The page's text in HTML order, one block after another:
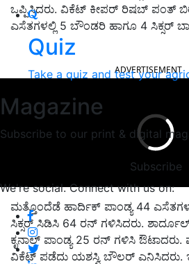
Quiz
Take a quiz and test your
Magazine
Subscribe to our print & digital
Subscribe
We're social. Connect with us on:
ಒಪ್ಪಿಸಿದರು. ವಿಕೆಟ್ ಕೀಪರ್ ರಿಷಬ್ ಪಂತ್
ಎಸೆತಗಳಲ್ಲಿ 5 ಬೌಂಡರಿ ಹಾಗೂ 4 ಸಿಕ್ಸರ್
ADVERTISEMENT
ಮತ್ತೊಂದೆಡೆ ಹಾರ್ದಿಕ್ ಪಾಂಡ್ಯ 44
ಸಿಕ್ಸರ್ ಸಿಡಿಸಿ 64 ರನ್ ಗಳಿಸಿದರು.
ಕೃನಾಲ್ ಪಾಂಡ್ಯ 25 ರನ್ ಗಳಿಸಿ
ವಿಕೆಟ್ ಪಡೆದು ಯಶಸ್ವಿ ಬೌಲರ್ ಎನಿಸಿದರು.